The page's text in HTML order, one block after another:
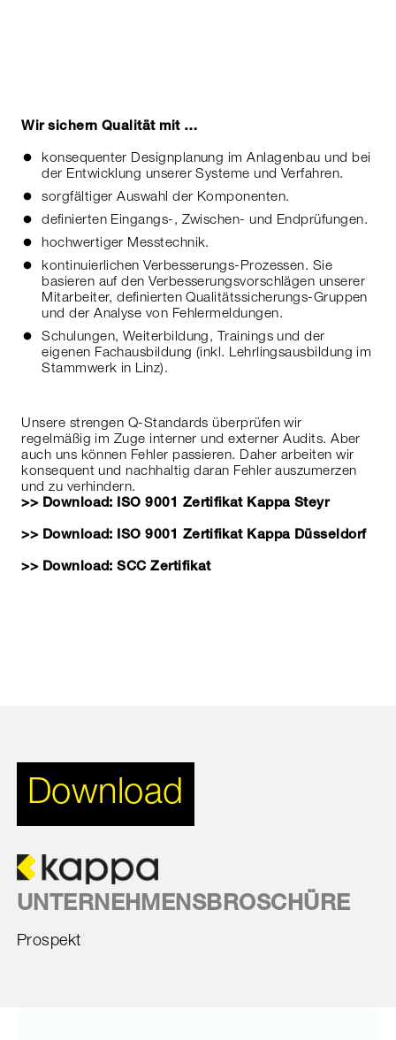
Wir sichern Qualität mit …
konsequenter Designplanung im Anlagenbau und bei
der Entwicklung unserer Systeme und Verfahren.
sorgfältiger Auswahl der Komponenten.
definierten Eingangs-, Zwischen- und Endprüfungen.
hochwertiger Messtechnik.
kontinuierlichen Verbesserungs-Prozessen. Sie
basieren auf den Verbesserungsvorschlägen unserer
Mitarbeiter, definierten Qualitätssicherungs-Gruppen
und der Analyse von Fehlermeldungen.
Schulungen, Weiterbildung, Trainings und der
eigenen Fachausbildung (inkl. Lehrlingsausbildung im
Stammwerk in Linz).
Unsere strengen Q-Standards überprüfen wir
regelmäßig im Zuge interner und externer Audits. Aber
auch uns können Fehler passieren. Daher arbeiten wir
konsequent und nachhaltig daran Fehler auszumerzen
und zu verhindern.
>> Download: ISO 9001 Zertifikat Kappa Steyr
>> Download: ISO 9001 Zertifikat Kappa Düsseldorf
>> Download: SCC Zertifikat
Download
UNTERNEHMENSBROSCHÜRE
Prospekt